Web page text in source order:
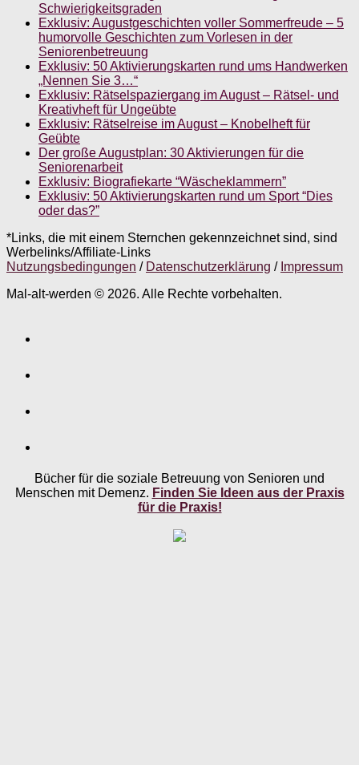
Schwierigkeitsgraden
Exklusiv: Augustgeschichten voller Sommerfreude – 5
humorvolle Geschichten zum Vorlesen in der
Seniorenbetreuung
Exklusiv: 50 Aktivierungskarten rund ums Handwerken
„Nennen Sie 3…“
Exklusiv: Rätselspaziergang im August – Rätsel- und
Kreativheft für Ungeübte
Exklusiv: Rätselreise im August – Knobelheft für
Geübte
Der große Augustplan: 30 Aktivierungen für die
Seniorenarbeit
Exklusiv: Biografiekarte “Wäscheklammern”
Exklusiv: 50 Aktivierungskarten rund um Sport “Dies
oder das?”
*Links, die mit einem Sternchen gekennzeichnet sind, sind
Werbelinks/Affiliate-Links
Nutzungsbedingungen / Datenschutzerklärung / Impressum
Mal-alt-werden © 2026. Alle Rechte vorbehalten.
Bücher für die soziale Betreuung von Senioren und
Menschen mit Demenz. Finden Sie Ideen aus der Praxis
für die Praxis!